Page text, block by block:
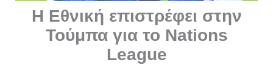
Η Εθνική επιστρέφει στην
Τούμπα για το Nations
League